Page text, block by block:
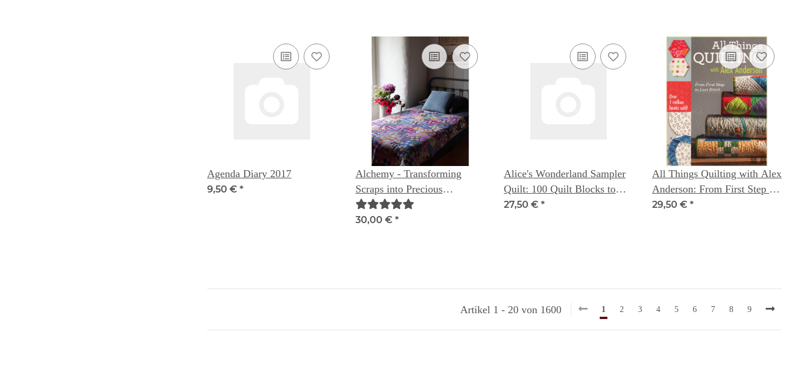
Agenda Diary 2017
9,50 € *
Alchemy - Transforming
Scraps into Precious
Materials
30,00 € *
Alice's Wonderland Sampler
Quilt: 100 Quilt Blocks to
improve your sewing skills -
27,50 € *
All Things Quilting with Alex
Anderson: From First Step to
Last Stitch
29,50 € *
Artikel 1 - 20 von 1600 1 2 3 4 5 6 7 8 9